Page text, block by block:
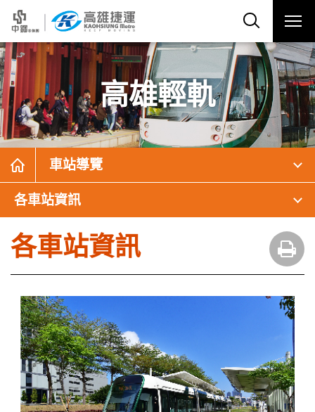
高雄輕軌
車站導覽
各車站資訊
各車站資訊